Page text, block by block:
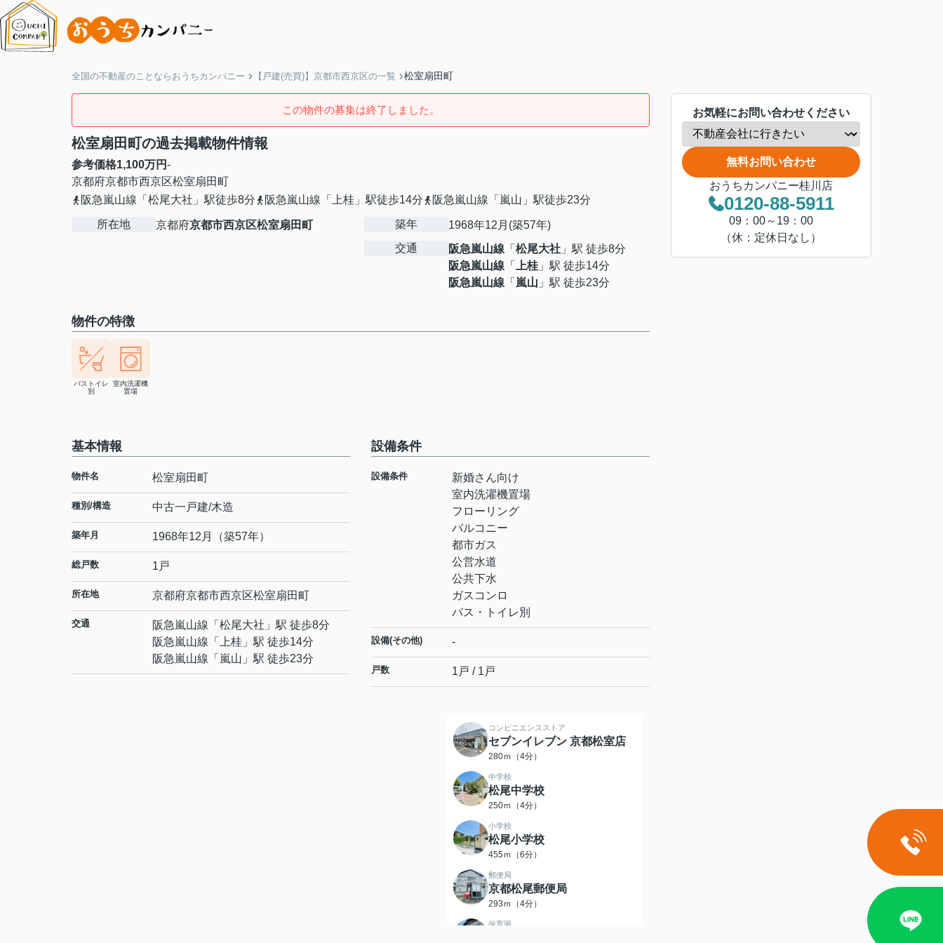
全国の不動産のことならおうちカンパニー 【戸建(売買)】京都市西京区の一覧 松室扇田町
この物件の募集は終了しました。
松室扇田町の過去掲載物件情報
参考価格1,100万円-
京都府京都市西京区松室扇田町
阪急嵐山線「松尾大社」駅徒歩8分
阪急嵐山線「上桂」駅徒歩14分 阪急嵐山線「嵐山」駅徒歩23分
所在地 京都府京都市西京区松室扇田町 築年
1968年12月(築57年)
交通
阪急嵐山線 「 松尾大社 」駅 徒歩8分
阪急嵐山線 「 上桂 」駅 徒歩14分
阪急嵐山線 「 嵐山 」駅 徒歩23分
物件の特徴
バストイレ
別
室内洗濯機
置場
基本情報
物件名 松室扇田町
種別/構造 中古一戸建/木造
築年月 1968年12月（築57年）
総戸数 1戸
所在地 京都府京都市西京区松室扇田町
交通 阪急嵐山線 「 松尾大社 」駅 徒歩8分
阪急嵐山線 「 上桂 」駅 徒歩14分
阪急嵐山線 「 嵐山 」駅 徒歩23分
設備条件
設備条件
新婚さん向け
室内洗濯機置場
フローリング
バルコニー
都市ガス
公営水道
公共下水
ガスコンロ
バス・トイレ別
設備(その他) -
戸数 1戸 / 1戸
コンビニエンスストア
セブンイレブン 京都松室店
280ｍ（4分）
中学校
松尾中学校
250ｍ（4分）
小学校
松尾小学校
455ｍ（6分）
郵便局
京都松尾郵便局
293ｍ（4分）
保育園
お気軽にお問い合わせください
無料お問い合わせ
おうちカンパニー桂川店
0120-88-5911
09：00～19：00
（休：定休日なし）